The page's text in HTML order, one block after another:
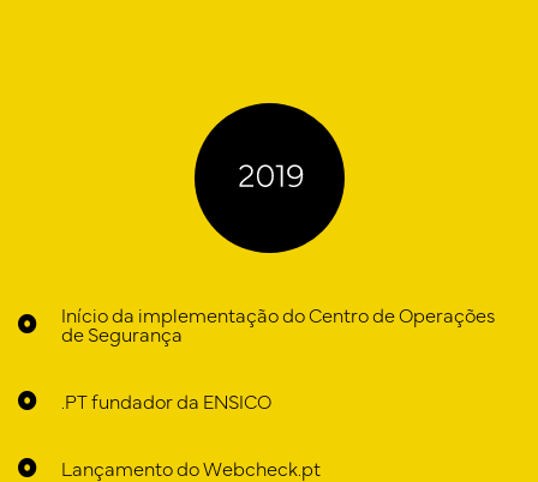
Início da implementação do Centro de Operações
de Segurança
.PT fundador da ENSICO
Lançamento do Webcheck.pt